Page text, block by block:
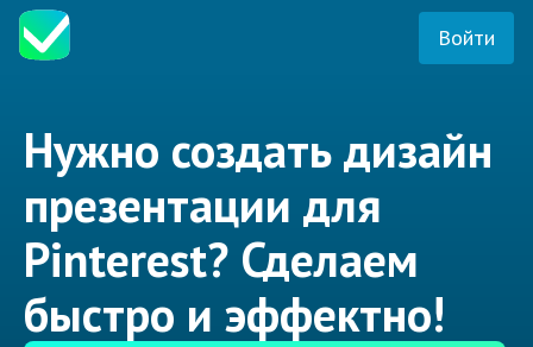
Войти
Нужно создать дизайн
презентации для
Pinterest? Сделаем
быстро и эффектно!